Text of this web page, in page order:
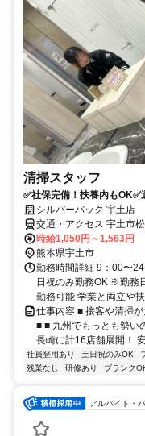
清掃スタッフ
✅社保完備！扶養内も
シルバーバック 宇土店
交通・アクセス 宇土市
時給1,050円～1,563円
熊本県宇土市
勤務時間詳細 9：00〜
日祝のみ勤務OK ※勤務
勤務可能 学業と両立や
仕事内容 ■ 接客や清掃
■ ■ 九州でもっとも勢い
長崎に計16店舗展開！
社員登用あり 土日祝のみOK
残業なし
研修あり ブランク
アルバイト・